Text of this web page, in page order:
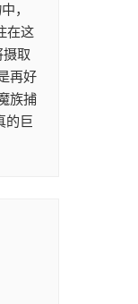
，
在这
取
再好
族捕
的巨